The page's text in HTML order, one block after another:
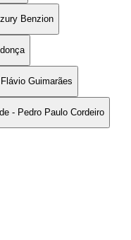
Benzion
Guimarães
- Pedro Paulo Cordeiro